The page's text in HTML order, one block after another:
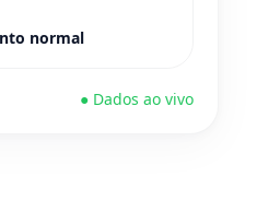
normal
● Dados ao vivo